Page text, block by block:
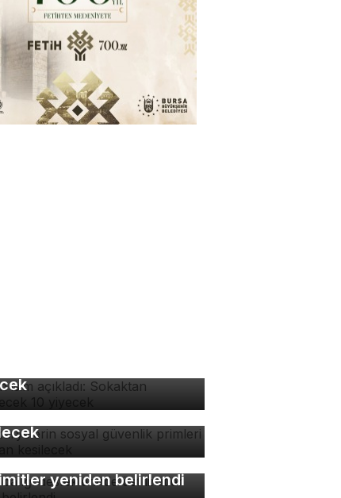
sosyal
primleri kaynaktan
balığı desteklerinde
yeniden belirlendi